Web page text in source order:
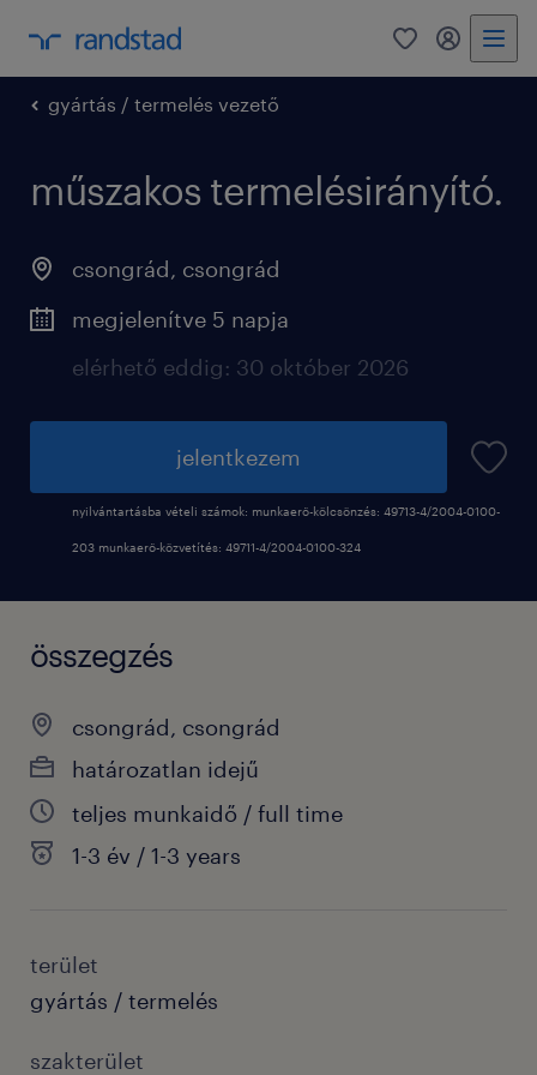
0 fiókom
gyártás / termelés vezető
műszakos termelésirányító.
csongrád, csongrád
megjelenítve 5 napja
elérhető eddig: 30 október 2026
jelentkezem
nyilvántartásba vételi számok: munkaerő-kölcsönzés: 49713-4/2004-0100-
203 munkaerő-közvetítés: 49711-4/2004-0100-324
összegzés
csongrád, csongrád
határozatlan idejű
teljes munkaidő / full time
1-3 év / 1-3 years
terület
gyártás / termelés
szakterület